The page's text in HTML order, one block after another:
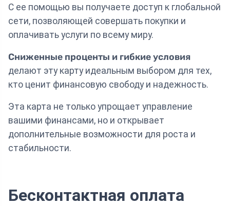
С ее помощью вы получаете доступ к глобальной
сети, позволяющей совершать покупки и
оплачивать услуги по всему миру.
Сниженные проценты и гибкие условия
делают эту карту идеальным выбором для тех,
кто ценит финансовую свободу и надежность.
Эта карта не только упрощает управление
вашими финансами, но и открывает
дополнительные возможности для роста и
стабильности.
Бесконтактная оплата